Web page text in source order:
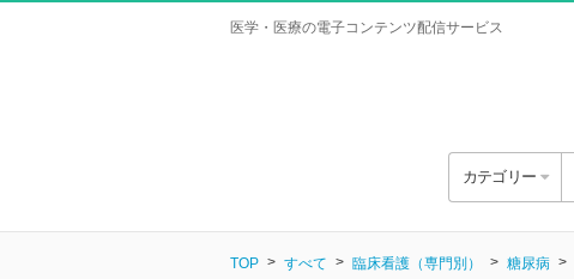
医学・医療の電子コンテンツ配信サービス
カテゴリー
TOP すべて 臨床看護（専門別） 糖尿病